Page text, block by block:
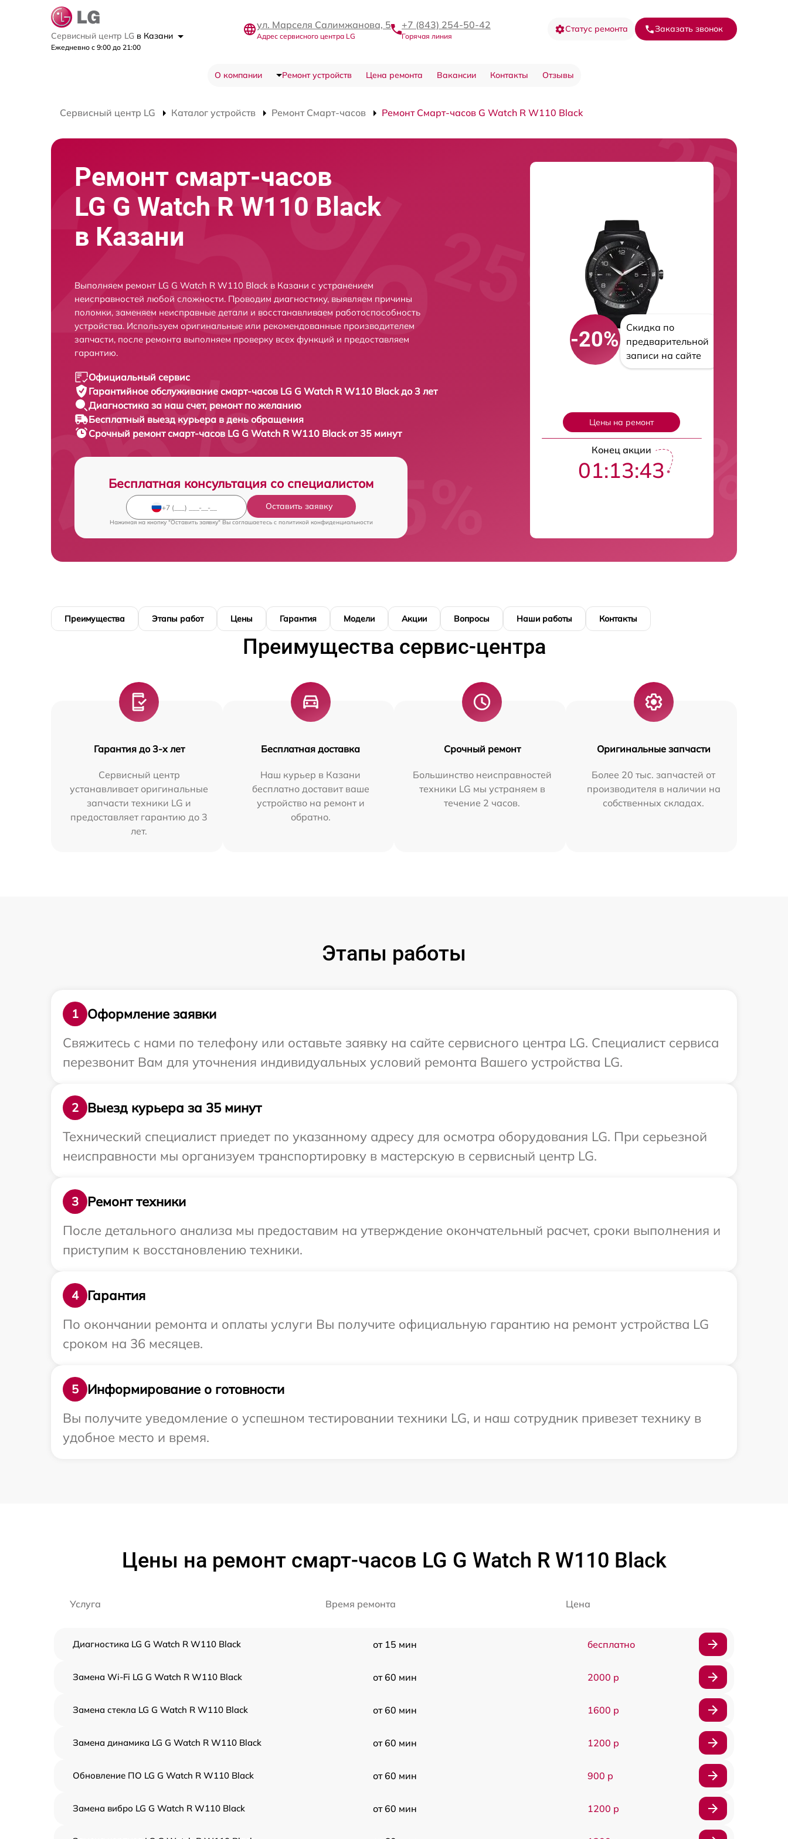
Сервисный центр LG в Казани
Ежедневно с 9:00 до 21:00
ул. Марселя Салимжанова, 5
Адрес сервисного центра LG
+7 (843) 254-50-42
Горячая линия
Статус ремонта Заказать звонок
О компании Ремонт устройств Цена ремонта Вакансии Контакты Отзывы
Сервисный центр LG Каталог устройств Ремонт Смарт-часов Ремонт Смарт-часов G Watch R W110 Black
Ремонт смарт-часов
LG G Watch R W110 Black
в Казани
Выполняем ремонт LG G Watch R W110 Black в Казани с устранением
неисправностей любой сложности. Проводим диагностику, выявляем причины
поломки, заменяем неисправные детали и восстанавливаем работоспособность
устройства. Используем оригинальные или рекомендованные производителем
запчасти, после ремонта выполняем проверку всех функций и предоставляем
гарантию.
Официальный сервис
Гарантийное обслуживание смарт-часов LG G Watch R W110 Black до 3 лет
Диагностика за наш счет, ремонт по желанию
Бесплатный выезд курьера в день обращения
Срочный ремонтсмарт-часов LG G Watch R W110 Black от 35 минут
Бесплатная консультация со специалистом
Оставить заявку
Нажимая на кнопку "Оставить заявку" Вы соглашаетесь c политикой конфиденциальности
-20%
Скидка по
предварительной
записи на сайте
Цены на ремонт
Конец акции
01:13:42
Преимущества Этапы работ Цены Гарантия Модели Акции Вопросы Наши работы Контакты
Преимущества сервис-центра
Гарантия до 3-х лет
Сервисный центр
устанавливает оригинальные
запчасти техники LG и
предоставляет гарантию до 3
лет.
Бесплатная доставка
Наш курьер в Казани
бесплатно доставит ваше
устройство на ремонт и
обратно.
Срочный ремонт
Большинство неисправностей
техники LG мы устраняем в
течение 2 часов.
Оригинальные запчасти
Более 20 тыс. запчастей от
производителя в наличии на
собственных складах.
Этапы работы
1
Оформление заявки
Свяжитесь с нами по телефону или оставьте заявку на сайте сервисного центра LG. Специалист сервиса
перезвонит Вам для уточнения индивидуальных условий ремонта Вашего устройства LG.
2
Выезд курьера за 35 минут
Технический специалист приедет по указанному адресу для осмотра оборудования LG. При серьезной
неисправности мы организуем транспортировку в мастерскую в сервисный центр LG.
3
Ремонт техники
После детального анализа мы предоставим на утверждение окончательный расчет, сроки выполнения и
приступим к восстановлению техники.
4
Гарантия
По окончании ремонта и оплаты услуги Вы получите официальную гарантию на ремонт устройства LG
сроком на 36 месяцев.
5
Информирование о готовности
Вы получите уведомление о успешном тестировании техники LG, и наш сотрудник привезет технику в
удобное место и время.
Цены на ремонт смарт-часов LG G Watch R W110 Black
Услуга Время ремонта Цена
Диагностика LG G Watch R W110 Black от 15 мин бесплатно
Замена Wi-Fi LG G Watch R W110 Black от 60 мин 2000 р
Замена стекла LG G Watch R W110 Black от 60 мин 1600 р
Замена динамика LG G Watch R W110 Black от 60 мин 1200 р
Обновление ПО LG G Watch R W110 Black от 60 мин 900 р
Замена вибро LG G Watch R W110 Black от 60 мин 1200 р